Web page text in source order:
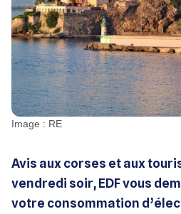
Image : RE
Avis aux corses et aux
vendredi soir, EDF vous
votre consommation